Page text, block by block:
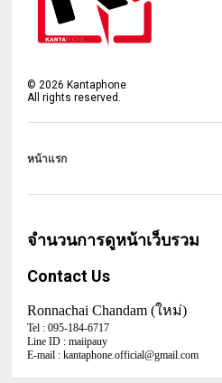
©2026 Kantaphone
All rights reserved.
หน้าแรก
จำนวนการดูหน้าเว็บรวม
Contact Us
Ronnachai Chandam (ใหม่)
Tel : 095-184-6717
Line ID : maiipauy
E-mail : kantaphone.official@gmail.com